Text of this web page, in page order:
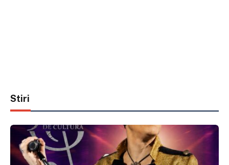
Stiri